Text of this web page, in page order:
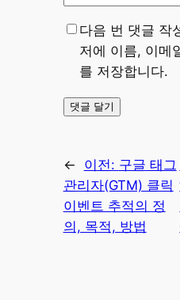
다음 번 댓글 작
저에 이름, 이메
를 저장합니다.
← 이전: 구글 태그
관리자(GTM) 클릭
이벤트 추적의 정
의, 목적, 방법